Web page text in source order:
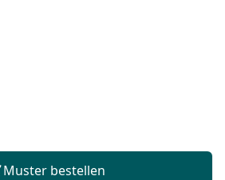
Muster bestellen